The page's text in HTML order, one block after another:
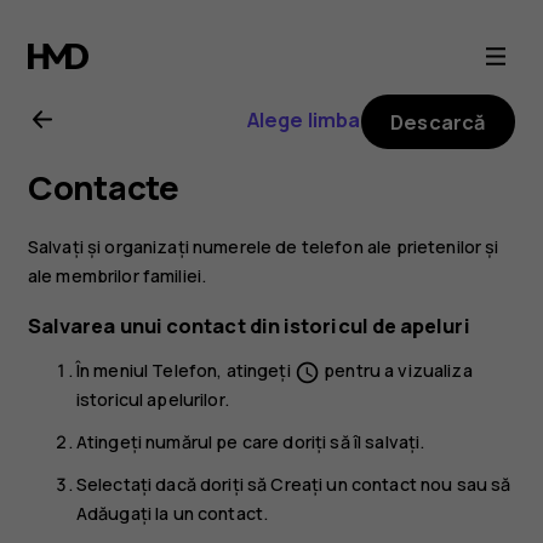
Ghid
de
utilizare
Nokia
2.1
Alege limba Descarcă
Contacte
Salvați și organizați numerele de telefon ale prietenilor și
ale membrilor familiei.
Salvarea unui contact din istoricul de apeluri
În meniul Telefon, atingeți schedule pentru a vizualiza
istoricul apelurilor.
Atingeți numărul pe care doriți să îl salvați.
Selectați dacă doriți săCreați un contact nou sau să
Adăugați la un contact.